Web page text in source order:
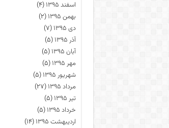
اسفند ۱۳۹۵
(۴)
بهمن ۱۳۹۵
(۲)
دی ۱۳۹۵
(۷)
آذر ۱۳۹۵
(۵)
آبان ۱۳۹۵
(۵)
مهر ۱۳۹۵
(۵)
شهریور ۱۳۹۵
(۵)
مرداد ۱۳۹۵
(۲۷)
تیر ۱۳۹۵
(۵)
خرداد ۱۳۹۵
(۵)
اردیبهشت ۱۳۹۵
(۱۴)